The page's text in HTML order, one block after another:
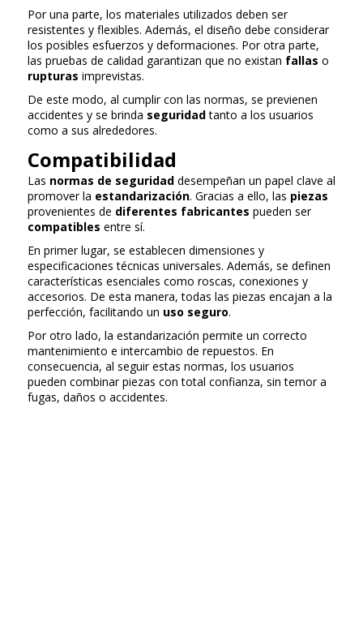
Por una parte, los materiales utilizados deben ser
resistentes y flexibles. Además, el diseño debe considerar
los posibles esfuerzos y deformaciones. Por otra parte,
las pruebas de calidad garantizan que no existan fallas o
rupturas imprevistas.
De este modo, al cumplir con las normas, se previenen
accidentes y se brinda seguridadtanto a los usuarios
como a sus alrededores.
Compatibilidad
Las normas de seguridad desempeñan un papel clave al
promover la estandarización. Gracias a ello, las piezas
provenientes de diferentes fabricantes pueden ser
compatibles entre sí.
En primer lugar, se establecen dimensiones y
especificaciones técnicas universales. Además, se definen
características esenciales como roscas, conexiones y
accesorios. De esta manera, todas las piezas encajan a la
perfección, facilitando un uso seguro.
Por otro lado, la estandarización permite un correcto
mantenimiento e intercambio de repuestos. En
consecuencia, al seguir estas normas, los usuarios
pueden combinar piezas con total confianza, sin temor a
fugas, daños o accidentes.